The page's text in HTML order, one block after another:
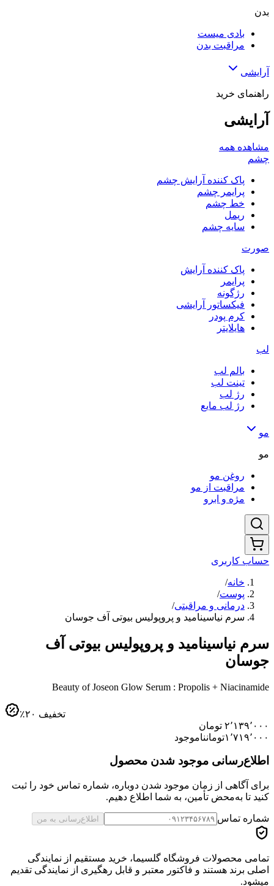
بدن
بادی میست
مراقبت بدن
آرایشی
راهنمای خرید
آرایشی
مشاهده همه
چشم
پاک کننده آرایش چشم
پرایمر چشم
خط چشم
ریمل
سایه چشم
صورت
پاک کننده آرایش
پرایمر
رژگونه
فیکساتور آرایشی
کرم پودر
هایلایتر
لب
بالم لب
تینت لب
رژ لب
رژ لب مایع
مو
مو
روغن مو
مراقبت از مو
مژه و ابرو
حساب کاربری
خانه/
پوست/
درمانی و مراقبتی/
سرم نیاسینامید و پروپولیس بیوتی آف جوسان
سرم نیاسینامید و پروپولیس بیوتی آف
جوسان
Beauty of Joseon Glow Serum : Propolis + Niacinamide
٪۲۰ تخفیف
۲٬۱۳۹٬۰۰۰ تومان
۱٬۷۱۹٬۰۰۰تومانناموجود
اطلاع‌رسانی موجود شدن محصول
برای آگاهی از زمان موجود شدن دوباره، شماره تماس خود را ثبت
کنید تا به‌محض تأمین، به شما اطلاع دهیم.
شماره تماس اطلاع‌رسانی به من
تمامی محصولات فروشگاه گلسیما، خرید مستقیم از نمایندگی
اصلی برند هستند و فاکتور معتبر و قابل رهگیری از نمایندگی تقدیم
میشود.